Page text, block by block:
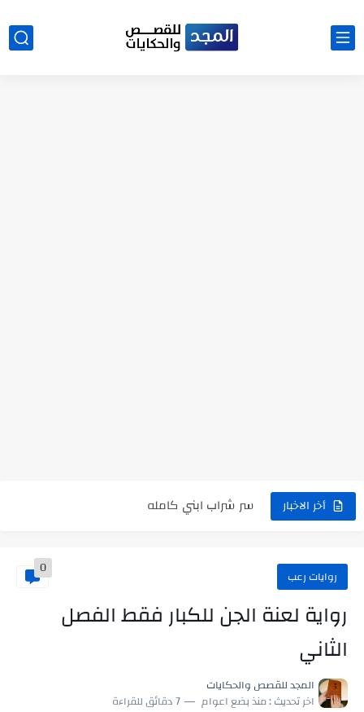
أخر الاخبار
سر شراب ابني كامله
استعلم الآن عن نتيجة الثانوية العامة 2026 برقم الجلوس والاسم
روايات رعب 0
رواية لعنة الجن للكبار فقط الفصل
الثاني
المجد للقصص والحكايات
اخر تحديث :منذ بضع اعوام 7 دقائق للقراءة